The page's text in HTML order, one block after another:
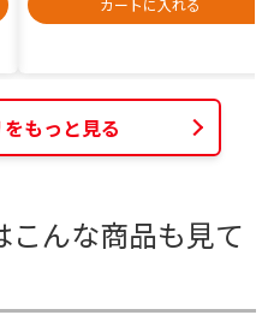
カートに入れる
もっと見る
こんな商品も見て